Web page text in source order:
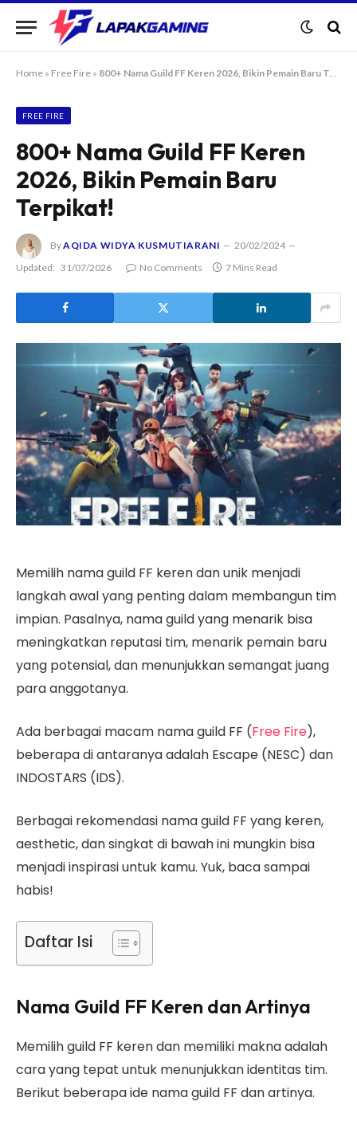
Home » Free Fire » 800+ Nama Guild FF Keren 2026, Bikin Pemain Baru Terpikat!
FREE FIRE
800+ Nama Guild FF Keren
2026, Bikin Pemain Baru
Terpikat!
ByAQIDA WIDYA KUSMUTIARANI
20/02/2024
Updated: 31/07/2026 No Comments 7 Mins Read
Memilih nama guild FF keren dan unik menjadi
langkah awal yang penting dalam membangun tim
impian. Pasalnya, nama guild yang menarik bisa
meningkatkan reputasi tim, menarik pemain baru
yang potensial, dan menunjukkan semangat juang
para anggotanya.
Ada berbagai macam nama guild FF (Free Fire),
beberapa di antaranya adalah Escape (NESC) dan
INDOSTARS (IDS).
Berbagai rekomendasi nama guild FF yang keren,
aesthetic, dan singkat di bawah ini mungkin bisa
menjadi inspirasi untuk kamu. Yuk, baca sampai
habis!
Daftar Isi
Nama Guild FF Keren dan Artinya
Memilih guild FF keren dan memiliki makna adalah
cara yang tepat untuk menunjukkan identitas tim.
Berikut beberapa ide nama guild FF dan artinya.